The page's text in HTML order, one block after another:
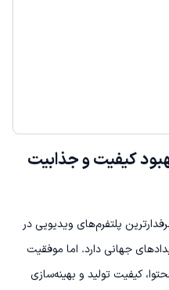
کیفیت و جذابیت
پلتفرم‌های ویدیویی در
جهانی دارد. اما موفقیت
کیفیت تولید و بهینه‌سازی